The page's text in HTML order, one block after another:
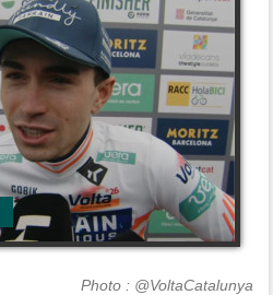
Photo : @VoltaCatalunya